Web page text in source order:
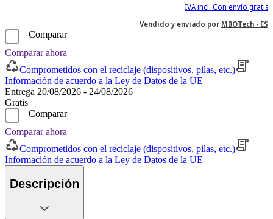
IVA incl. Con envío gratis
Vendido y enviado por MBOTech - ES
Comparar
Comparar ahora
Comprometidos con el reciclaje (dispositivos, pilas, etc.)
Información de acuerdo a la Ley de Datos de la UE
Entrega 20/08/2026 - 24/08/2026
Gratis
Comparar
Comparar ahora
Comprometidos con el reciclaje (dispositivos, pilas, etc.)
Información de acuerdo a la Ley de Datos de la UE
Descripción